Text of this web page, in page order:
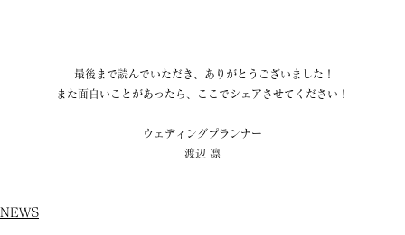
  最後まで読んでいただき、ありがとうございました！
また面白いことがあったら、ここでシェアさせてください！
ウェディングプランナー
渡辺 凛
NEWS